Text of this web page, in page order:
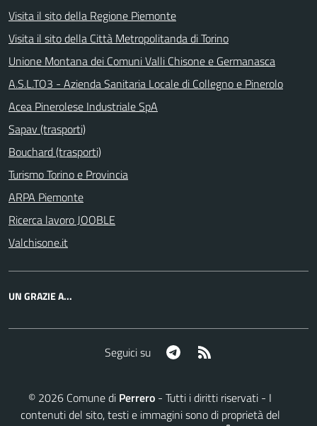
Visita il sito della Regione Piemonte
Visita il sito della Città Metropolitanda di Torino
Unione Montana dei Comuni Valli Chisone e Germanasca
A.S.L.TO3 - Azienda Sanitaria Locale di Collegno e Pinerolo
Acea Pinerolese Industriale SpA
Sapav (trasporti)
Bouchard (trasporti)
Turismo Torino e Provincia
ARPA Piemonte
Ricerca lavoro JOOBLE
Valchisone.it
UN GRAZIE A...
Seguici su Telegram
© 2026 Comune di Perrero - Tutti i diritti riservati - I
contenuti del sito, testi e immagini sono di proprietà del